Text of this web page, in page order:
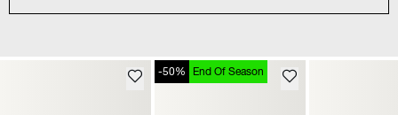
-50% End Of Season